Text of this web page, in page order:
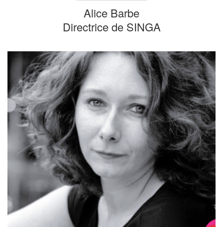
Alice Barbe
Directrice de SINGA